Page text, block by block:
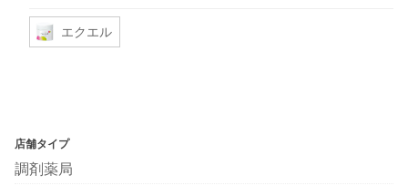
エクエル
店舗タイプ
調剤薬局